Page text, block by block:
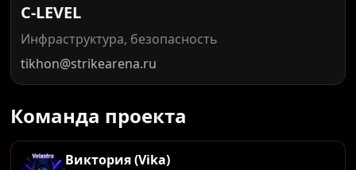
C-LEVEL
Инфраструктура, безопасность
tikhon@strikearena.ru
Команда проекта
Виктория (Vika)